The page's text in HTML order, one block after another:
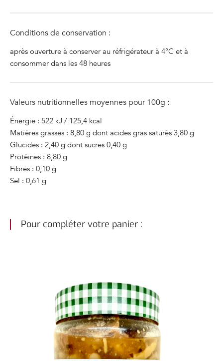
Conditions de conservation :
après ouverture à conserver au réfrigérateur à 4°C et à
consommer dans les 48 heures
Valeurs nutritionnelles moyennes pour 100g :
Énergie : 522 kJ / 125,4 kcal
Matières grasses : 8,80 g dont acides gras saturés 3,80 g
Glucides : 2,40 g dont sucres 0,40 g
Protéines : 8,80 g
Fibres : 0,10 g
Sel : 0,61 g
Pour compléter votre panier :